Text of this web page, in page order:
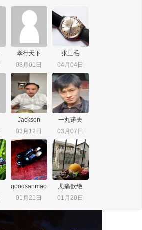
孝行天下
08月01日
张三毛
04月04日
Jackson
03月12日
一丸诺夫
03月07日
goodsanmao
01月21日
悲痛欲绝
01月20日